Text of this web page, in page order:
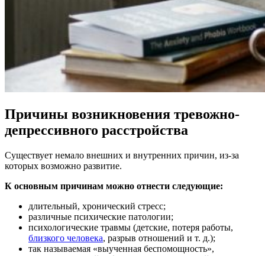
Причины возникновения тревожно-
депрессивного расстройства
Существует немало внешних и внутренних причин, из-за
которых возможно развитие.
К основным причинам можно отнести следующие:
длительный, хронический стресс;
различные психические патологии;
психологические травмы (детские, потеря работы,
близкого человека, разрыв отношений и т. д.);
так называемая «выученная беспомощность»,